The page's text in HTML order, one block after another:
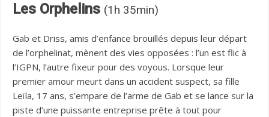
Les Orphelins (1h 35min)
Gab et Driss, amis d’enfance brouillés depuis leur départ
de l’orphelinat, mènent des vies opposées : l’un est flic à
l’IGPN, l’autre fixeur pour des voyous. Lorsque leur
premier amour meurt dans un accident suspect, sa fille
Leïla, 17 ans, s’empare de l’arme de Gab et se lance sur la
piste d’une puissante entreprise prête à tout pour